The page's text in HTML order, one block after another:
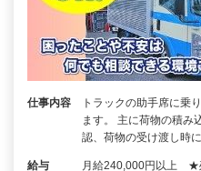
仕事内容
トラックの助手席に乗
ます。 主に荷物の積み
認、荷物の受け渡し時
給与 月給240,000円以上 ★